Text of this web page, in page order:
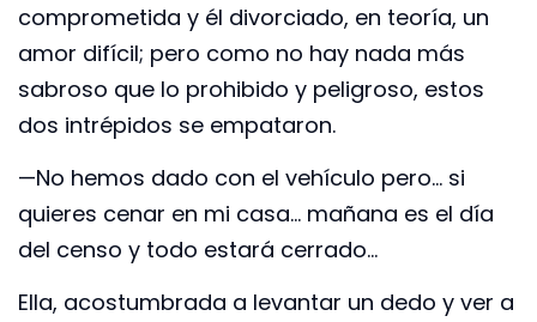
comprometida y él divorciado, en teoría, un
amor difícil; pero como no hay nada más
sabroso que lo prohibido y peligroso, estos
dos intrépidos se empataron.
—No hemos dado con el vehículo pero… si
quieres cenar en mi casa… mañana es el día
del censo y todo estará cerrado…
Ella, acostumbrada a levantar un dedo y ver a